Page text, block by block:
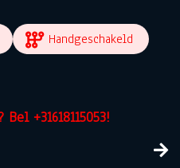
Handgeschakeld
+31618115053!